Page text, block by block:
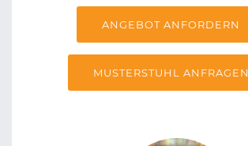
ANGEBOT ANFORDERN
MUSTERSTUHL ANFRAGEN